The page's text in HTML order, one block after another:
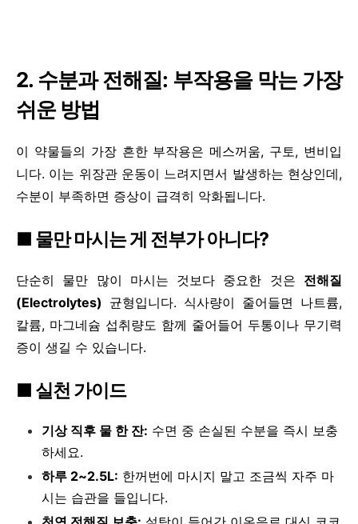
2. 수분과 전해질: 부작용을 막는 가장
쉬운 방법
이 약물들의 가장 흔한 부작용은 메스꺼움, 구토, 변비입
니다. 이는 위장관 운동이 느려지면서 발생하는 현상인데,
수분이 부족하면 증상이 급격히 악화됩니다.
■ 물만 마시는 게 전부가 아니다?
단순히 물만 많이 마시는 것보다 중요한 것은 전해질
(Electrolytes) 균형입니다. 식사량이 줄어들면 나트륨,
칼륨, 마그네슘 섭취량도 함께 줄어들어 두통이나 무기력
증이 생길 수 있습니다.
■ 실천 가이드
기상 직후 물 한 잔: 수면 중 손실된 수분을 즉시 보충
하세요.
하루 2~2.5L: 한꺼번에 마시지 말고 조금씩 자주 마
시는 습관을 들입니다.